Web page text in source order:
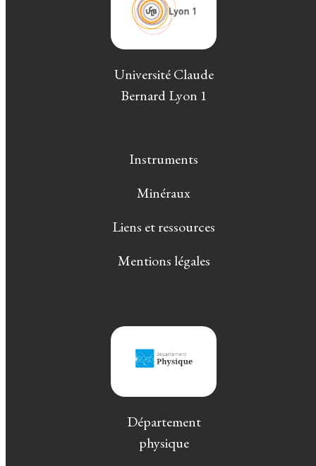
Université Claude
Bernard Lyon 1
Instruments
Minéraux
Liens et ressources
Mentions légales
Département
physique